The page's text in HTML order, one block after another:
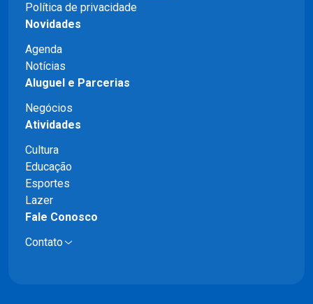
Política de privacidade
Novidades
Agenda
Notícias
Aluguel e Parcerias
Negócios
Atividades
Cultura
Educação
Esportes
Lazer
Fale Conosco
Contato